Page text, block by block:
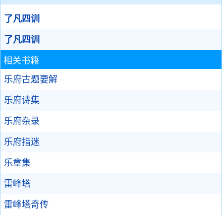
了凡四训
了凡四训
相关书籍
乐府古题要解
乐府诗集
乐府杂录
乐府指迷
乐章集
雷峰塔
雷峰塔奇传